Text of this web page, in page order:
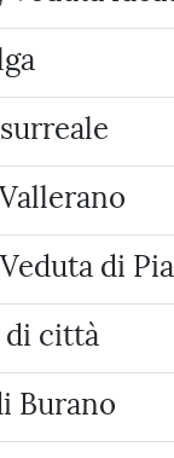
di
di città
Burano